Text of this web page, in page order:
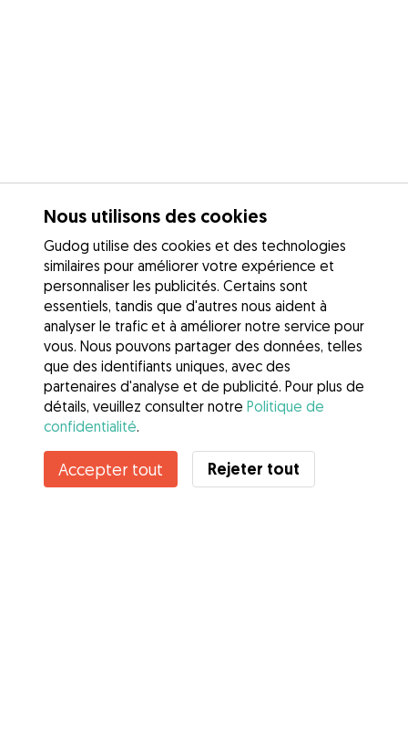
Nous utilisons des cookies
Gudog utilise des cookies et des technologies
similaires pour améliorer votre expérience et
personnaliser les publicités. Certains sont
essentiels, tandis que d'autres nous aident à
analyser le trafic et à améliorer notre service pour
vous. Nous pouvons partager des données, telles
que des identifiants uniques, avec des
partenaires d'analyse et de publicité. Pour plus de
détails, veuillez consulter notre Politique de
confidentialité.
Accepter tout Rejeter tout